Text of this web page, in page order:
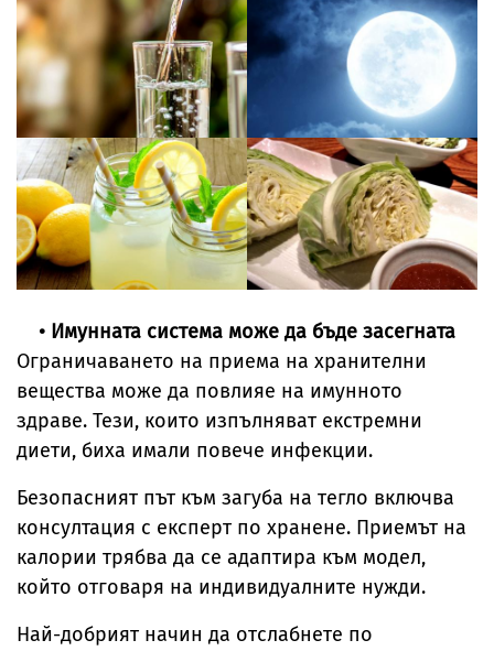
• Имунната система може да бъде засегната
Ограничаването на приема на хранителни
вещества може да повлияе на имунното
здраве. Тези, които изпълняват екстремни
диети, биха имали повече инфекции.
Безопасният път към загуба на тегло включва
консултация с експерт по хранене. Приемът на
калории трябва да се адаптира към модел,
който отговаря на индивидуалните нужди.
Най-добрият начин да отслабнете по